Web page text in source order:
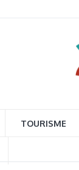
TOURISME